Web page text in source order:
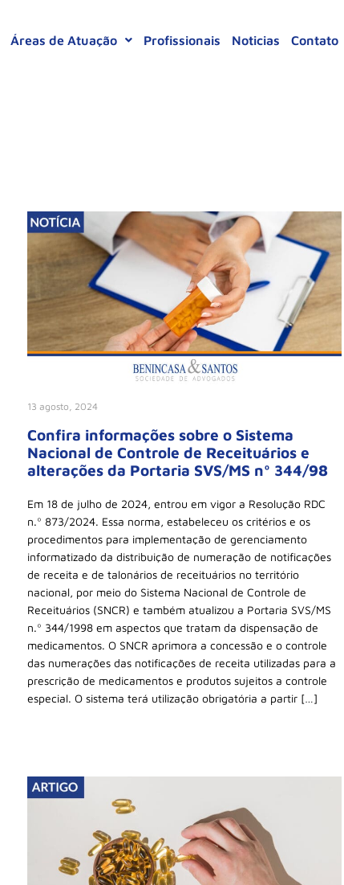
Áreas de Atuação Profissionais Noticias Contato
13 agosto, 2024
Confira informações sobre o Sistema
Nacional de Controle de Receituários e
alterações da Portaria SVS/MS nº 344/98
Em 18 de julho de 2024, entrou em vigor a Resolução RDC
n.º 873/2024. Essa norma, estabeleceu os critérios e os
procedimentos para implementação de gerenciamento
informatizado da distribuição de numeração de notificações
de receita e de talonários de receituários no território
nacional, por meio do Sistema Nacional de Controle de
Receituários (SNCR) e também atualizou a Portaria SVS/MS
n.º 344/1998 em aspectos que tratam da dispensação de
medicamentos. O SNCR aprimora a concessão e o controle
das numerações das notificações de receita utilizadas para a
prescrição de medicamentos e produtos sujeitos a controle
especial. O sistema terá utilização obrigatória a partir […]